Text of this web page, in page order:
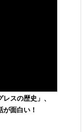
スの歴史」、
面白い！